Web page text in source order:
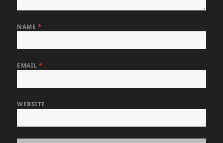
NAME *
EMAIL*
WEBSITE